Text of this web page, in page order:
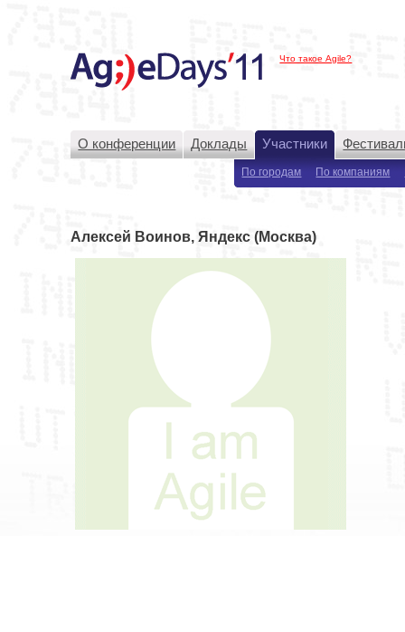
Что такое Agile?
О конференции Доклады Участники
По городам По компаниям
Алексей Воинов, Яндекс (Москва)